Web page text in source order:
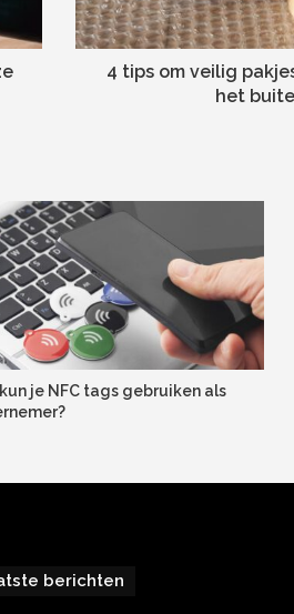
4 tips om veilig
het
je NFC tags gebruiken als
berichten